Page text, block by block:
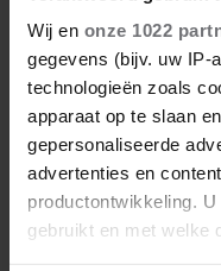
Wij en onze 1022
gegevens (bijv. uw IP-
technologieën zoals
apparaat op te slaan
gepersonaliseerde
advertenties en
productontwikkeling.
gebruikt en met welke
DE GROENE
KYLIE
MENDES
Prins William (43)
Brazilië. Eerst
potje volleybal, later
groene loper van de
wereldsterren Kylie